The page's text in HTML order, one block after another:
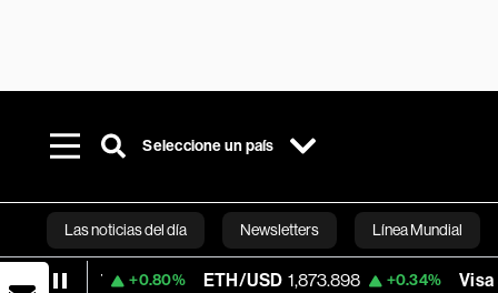
Seleccione un país
Las noticias del día Newsletters Línea Mundial
Bloomberg
+0.80% ETH/USD 1,873.898 +0.34% Visa 370.75